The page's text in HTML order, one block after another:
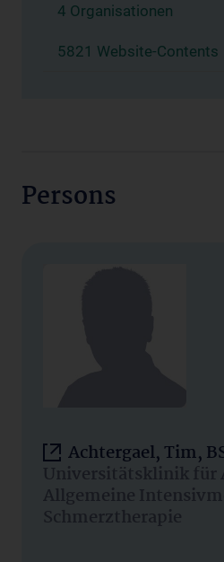
4 Organisationen
5821 Website-Contents
Persons
Achtergael, Tim,
Universitätsklinik für
Allgemeine
Schmerztherapie